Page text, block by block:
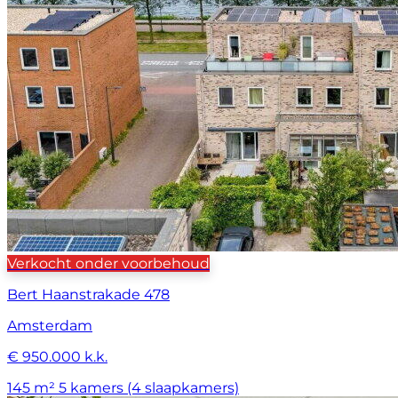
Verkocht onder voorbehoud
Bert Haanstrakade 478
Amsterdam
€ 950.000 k.k.
145 m² 5 kamers (4 slaapkamers)